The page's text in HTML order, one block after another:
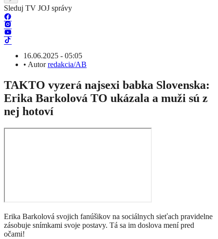
Sleduj TV JOJ správy
16.06.2025 - 05:05
• Autorredakcia/AB
TAKTO vyzerá najsexi babka Slovenska:
Erika Barkolová TO ukázala a muži sú z
nej hotoví
Erika Barkolová svojich fanúšikov na sociálnych sieťach pravidelne
zásobuje snímkami svoje postavy. Tá sa im doslova mení pred
očami!